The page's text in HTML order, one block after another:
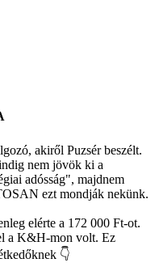
akiről Puzsér beszélt.
nem jövök ki a
adósság", majdnem
ezt mondják nekünk.
elérte a 172 000 Ft-ot.
a K&H-mon volt. Ez
👇